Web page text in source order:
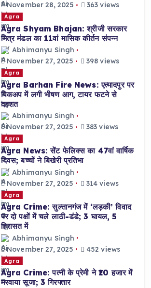
November 28, 2025
363 views
Agra
Agra Shyam Bhajan: श्रीजी सरकार
मित्र मंडल का 11वां मासिक कीर्तन संपन्न
Abhimanyu Singh
November 27, 2025
398 views
Agra
Agra Barhan Fire News: एत्मादपुर पर
पिकअप में लगी भीषण आग, टायर फटने से
दहशत
Abhimanyu Singh
November 27, 2025
383 views
Agra
Agra News: सेंट फेलिक्स का 47वां वार्षिक
दिवस; बच्चों ने बिखेरी प्रतिभा
Abhimanyu Singh
November 27, 2025
314 views
Agra
Agra Crime: सुल्तानगंज में ‘लड़की’ विवाद
पर दो पक्षों में चले लाठी-डंडे; 3 घायल, 5
हिरासत में
Abhimanyu Singh
November 27, 2025
452 views
Agra
Agra Crime: पत्नी के प्रेमी ने ₹10 हजार में
मरवाया सूजा; 3 गिरफ्तार